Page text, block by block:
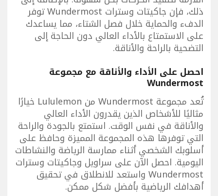
ذلك، فإن جاكيتات وسترات Wundermost توفر
الدفء والحماية خلال فصل الشتاء، مما يساعدك
على الاستمتاع بالأداء العالي دون الحاجة إلى
التضحية بالراحة والأناقة.
احصل على الأداء والأناقة مع مجموعة
Wundermost
تُعد مجموعة Wundermost من Lululemon خيارًا
مثاليًا للأشخاص الذين يقدرون الأداء العالي
والأناقة في نفس الوقت. استمتع بالجودة والراحة
التي توفرها هذه المجموعة المميزة وحافظ على
أسلوبك الشخصي أثناء ممارسة الرياضة والنشاطات
اليومية. احصل الآن على سراويل وجاكيتات وسترات
Wundermost واستعد للانطلاق في تحقيق
أهدافك الرياضية بأفضل شكل ممكن.